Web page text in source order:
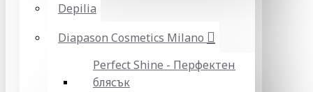
Depilia
Diapason Cosmetics Milano
Perfect Shine - Перфектен
блясък